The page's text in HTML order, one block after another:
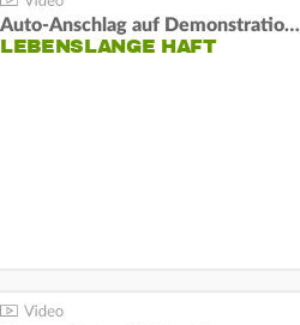
Auto-Anschlag auf Demonstration in München:
LEBENSLANGE HAFT